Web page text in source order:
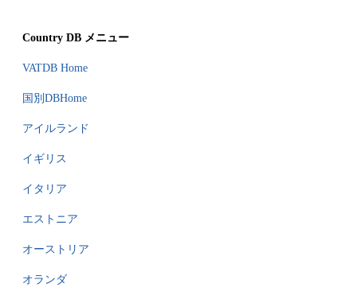
Country DB メニュー
VATDB Home
国別DBHome
アイルランド
イギリス
イタリア
エストニア
オーストリア
オランダ